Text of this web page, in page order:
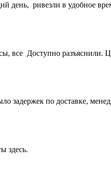
день, ривезли в удобное
все Доступно разъяснили.
задержек по доставке,
здесь.